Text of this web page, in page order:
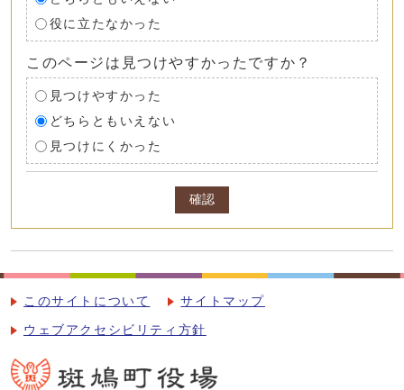
役に立たなかった
このページは見つけやすかったですか？
見つけやすかった
どちらともいえない
見つけにくかった
確認
このサイトについて サイトマップ
ウェブアクセシビリティ方針